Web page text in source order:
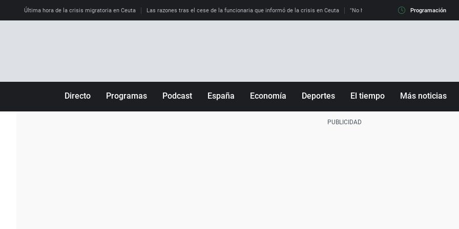
Última hora de la crisis migratoria en Ceuta Las razones tras el cese de la funcionaria que informó de la crisis en Ceuta "No hay mafias, que no nos engañen":
Programación
Directo Programas Podcast España Economía Deportes El tiempo Más noticias